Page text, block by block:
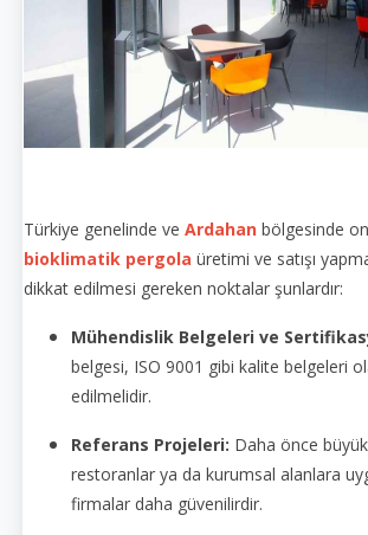
Türkiye genelinde ve Ardahan bölgesinde
bioklimatik pergola üretimi ve satışı
dikkat edilmesi gereken noktalar şunlardır:
Mühendislik Belgeleri ve
belgesi, ISO 9001 gibi kalite belgeleri
edilmelidir.
Referans Projeleri: Daha önce
restoranlar ya da kurumsal alanlara
firmalar daha güvenilirdir.